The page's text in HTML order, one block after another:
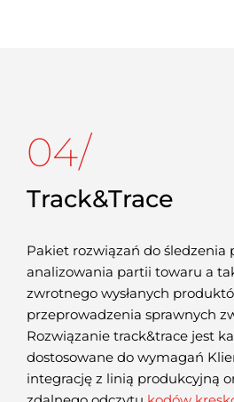
04/
Track&Trace
Pakiet rozwiązań do śledzenia
analizowania partii towaru a
zwrotnego wysłanych
przeprowadzenia sprawnych
Rozwiązanie track&trace jest
dostosowane do wymagań
integrację z linią produkcyjną